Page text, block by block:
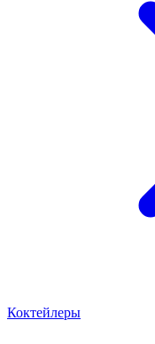
Коктейлеры